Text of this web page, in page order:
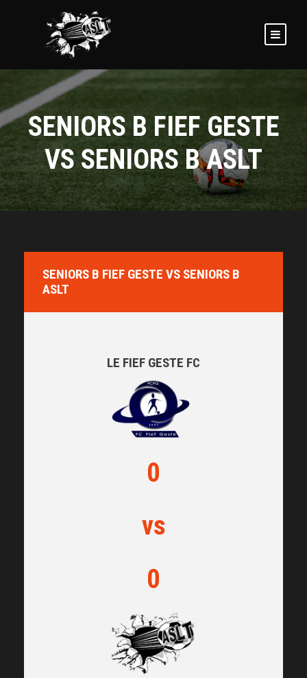
SENIORS B FIEF GESTE
VS SENIORS B ASLT
SENIORS B FIEF GESTE VS SENIORS B
ASLT
LE FIEF GESTE FC
0
vs
0